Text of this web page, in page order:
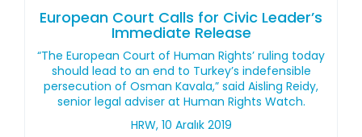
European Court Calls for Civic Leader’s
Immediate Release
“The European Court of Human Rights’ ruling today
should lead to an end to Turkey’s indefensible
persecution of Osman Kavala,” said Aisling Reidy,
senior legal adviser at Human Rights Watch.
HRW, 10 Aralık 2019